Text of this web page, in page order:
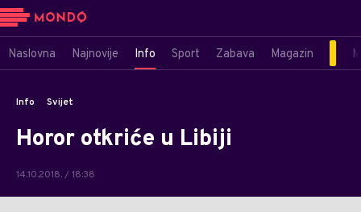
Naslovna Najnovije Info Sport Zabava Magazin
Info Svijet
Horor otkriće u Libiji
14.10.2018. / 18:38